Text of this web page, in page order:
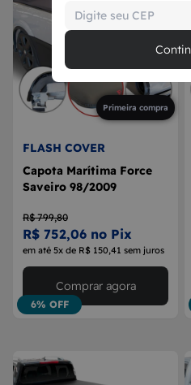
Primeira compra
FLASH COVER
Capota Marítima Force
Saveiro 98/2009
R$ 799,80
R$ 752,06 no Pix
em até 5x de R$ 150,41 sem juros
6% OFF
Comprar agora